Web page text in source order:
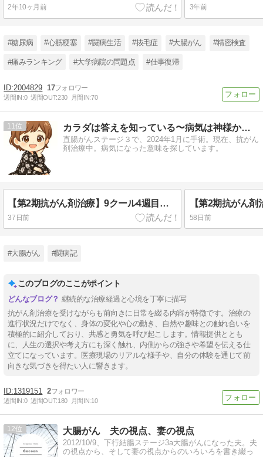
2年10ヶ月前 3年前
#糖尿病 #心筋梗塞 #闘病生活 #抜毛症 #大腸がん #精密検査
#痛みランキング #大学病院の問題点 #仕事復帰
2004829 17
週間IN:0 週間OUT:230 月間IN:70
11 カラダは答えを知っている〜病気は神様からのギフト
直腸がんステージ３で、2024年1月に手術。現在、抗がん
剤治療中。病気になった意味を探しています。
【第2期抗がん剤治療】9クール4週目点滴
37日前 58日前
#大腸がん #闘病記
このブログのここがポイント
継続的な治療経過と心境を丁寧に描写
抗がん剤治療を受けながらも前向きに日常を綴る内容が特徴です。治療の
進行状況だけでなく、身体の変化や心の動き、自然や趣味との触れ合いを
積極的に紹介しており、共感と勇気を呼び起こします。情報提供ととも
に、人生の選択や考え方にも深く触れ、内側からの強さや希望を伝える仕
立てになっています。医療現場のリアルな様子や、自分の体験を通じて前
向きな気づきを得たい人に響きます。
1319151 2
週間IN:0 週間OUT:180 月間IN:10
12 大腸がん 夫の視点、妻の視点
2012/10/9、下行結腸ステージ3a大腸がんになった夫。夫
の視点から、そして妻の視点からのいろいろを書き綴っ